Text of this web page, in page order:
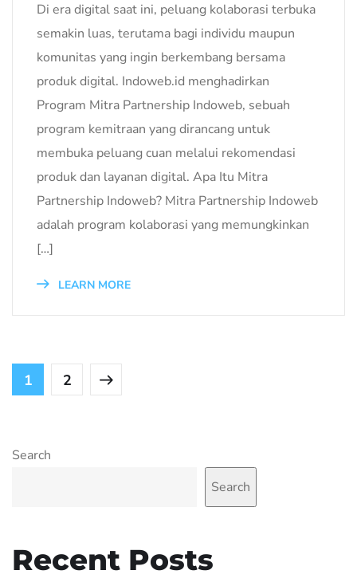
Di era digital saat ini, peluang kolaborasi terbuka
semakin luas, terutama bagi individu maupun
komunitas yang ingin berkembang bersama
produk digital. Indoweb.id menghadirkan
Program Mitra Partnership Indoweb, sebuah
program kemitraan yang dirancang untuk
membuka peluang cuan melalui rekomendasi
produk dan layanan digital. Apa Itu Mitra
Partnership Indoweb? Mitra Partnership Indoweb
adalah program kolaborasi yang memungkinkan
[…]
LEARN MORE
1 2
Search
Search
Recent Posts